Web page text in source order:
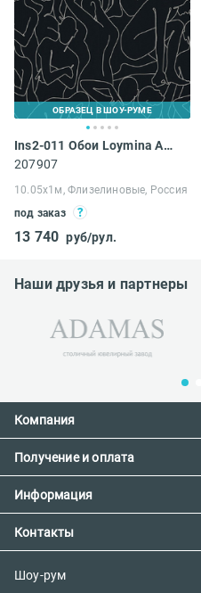
ОБРАЗЕЦ В ШОУ-РУМЕ
Ins2-011 Обои Loymina Amazonia
207907
10.05х1м, Флизелиновые, Россия
под заказ
13 740 руб/рул.
Наши друзья и партнеры
Компания
Контакты
О компании
Сотрудничество
Получение и оплата
Доставка и оплата
Предзаказ товара с фабрики
Информация
Как сделать заказ
Политика конфиденциальности
Контакты
E-mail:
Шоу-рум